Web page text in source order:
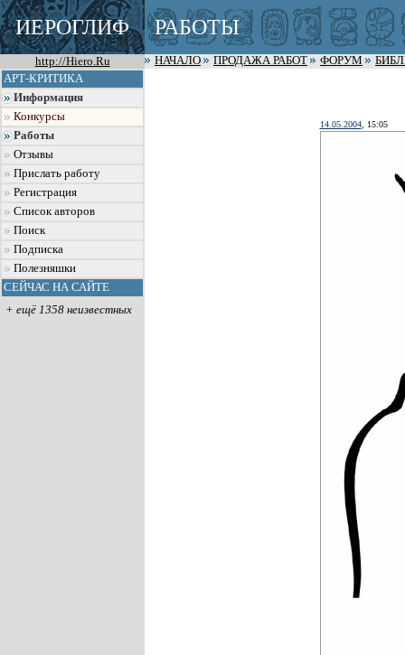
ИЕРОГЛИФ РАБОТЫ
http://Hiero.Ru НАЧАЛО ПРОДАЖА РАБОТ ФОРУМ
АРТ-КРИТИКА
Информация
Конкурсы
Работы
Отзывы
Прислать работу
Регистрация
Список авторов
Поиск
Подписка
Полезняшки
СЕЙЧАС НА САЙТЕ
+ ещё 1358 неизвестных
14.05.2004, 15:05